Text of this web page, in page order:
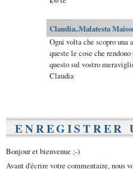
Claudia..Malatesta
Ogni volta che scopro
queste le cose che
questo sul vostro
Claudia
ENREGISTRER
Bonjour et bienvenue ;-)
Avant d'écrire votre commentaire, nous